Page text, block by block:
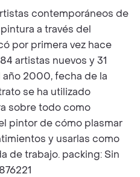
contemporáneos de
a través del
por primera vez hace
artistas nuevos y 31
2000, fecha de la
se ha utilizado
sobre todo como
pintor de cómo plasmar
y usarlas como
de trabajo. packing: Sin